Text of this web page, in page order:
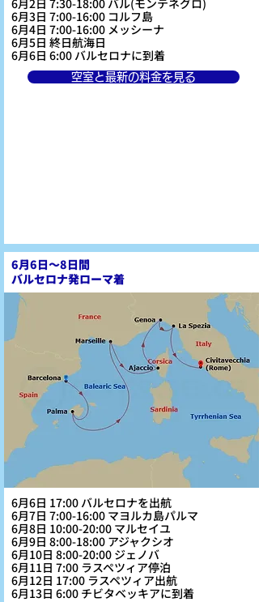
6月2日 7:30-18:00 バル(モンテネグロ)
6月3日 7:00-16:00 コルフ島
6月4日 7:00-16:00 メッシーナ
6月5日 終日航海日
6月6日 6:00 バルセロナに到着
空室と最新の料金を見る
6月6日～8日間
バルセロナ発ローマ着
6月6日 17:00 バルセロナを出航
6月7日 7:00-16:00 マヨルカ島パルマ
6月8日 10:00-20:00 マルセイユ
6月9日 8:00-18:00 アジャクシオ
6月10日 8:00-20:00 ジェノバ
6月11日 7:00 ラスペツィア停泊
6月12日 17:00 ラスペツィア出航
6月13日 6:00 チビタベッキアに到着